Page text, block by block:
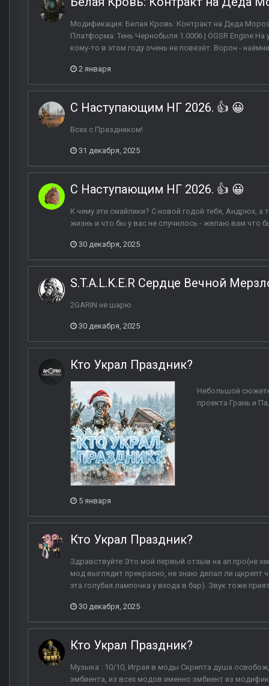
Модификация: Белая Кровь: Контракт на Деда
Платформа: Тень Чернобыля 1.0006 | OGSR Engine
кому-то в этом году очень не повезёт. Ворон -
2 января
С Наступающим НГ 2026. 👍 😀
Всех с Праздником!
31 декабря, 2025
С Наступающим НГ 2026. 👍 😀
К чему эти смайлики? С новой годой тебя, Андрюх, а
жизнь и что бы у вас не случилось - желаю вам что
30 декабря, 2025
S.T.A.L.K.E.R Сердце Вечной
2GARIN не шарю
30 декабря, 2025
Кто Украл Праздник?
Небольшой
проекта Грань и
5 января
Кто Украл Праздник?
Здравствуйте Это мой первый отзыв на ап про(не
мод выглядит прекрасно, не знаю делал ли щкрепт
эта голубая лампочка у входа в бар). Звук тоже
30 декабря, 2025
Кто Украл Праздник?
Музыка : 10/10, Играя в моды Скрипта душа
эмбиента, из всех модов именно эмбиент из